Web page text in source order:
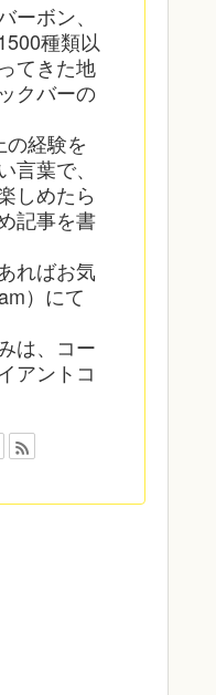
ーボン、
種類以
てきた地
クバーの
経験を
言葉で、
しめたら
記事を書
ればお気
）にて
は、コー
アントコ